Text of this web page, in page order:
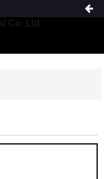
Co.,Ltd